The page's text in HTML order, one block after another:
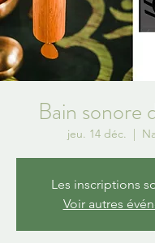
Bain sonore
jeu. 14 déc.
  |
Les inscriptions
Voir autres